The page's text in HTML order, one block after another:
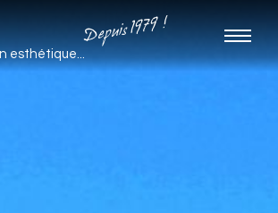
esthétique...
Depuis 1979 !